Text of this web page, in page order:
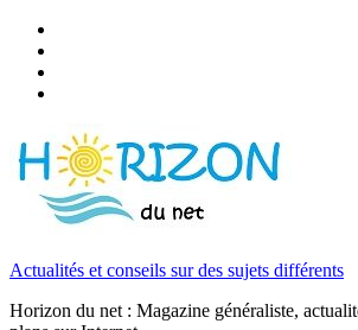
Actualités et conseils sur des sujets différents
Horizon du net : Magazine généraliste,